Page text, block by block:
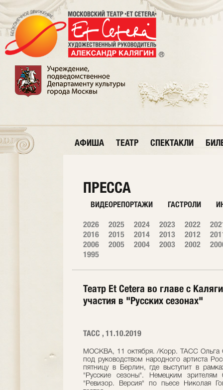
АФИША ТЕАТР СПЕКТАКЛИ
ПРЕССА
ВИДЕОРЕПОРТАЖИ ГАСТРОЛИ
2026 2025 2024 2023 2022
2016
2015 2014 2013 2012
2006
2005 2004 2003 2002
1995
Театр Et Cetera во главе с
участия в "Русских сезонах"
ТАСС , 11.10.2019
МОСКВА, 11 октября. /Корр. ТАСС Ольга
под руководством народного артиста
пятницу в Берлин, где выступит в
"Русские сезоны". Немецким зрителям
"Ревизор. Версия" по пьесе Николая